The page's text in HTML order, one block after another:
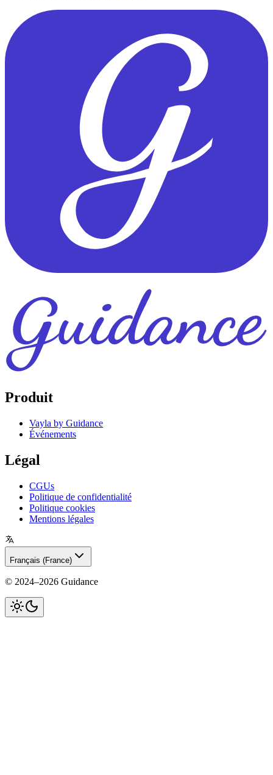
Produit
Vayla by Guidance
Événements
Légal
CGUs
Politique de confidentialité
Politique cookies
Mentions légales
Français (France)
© 2024–2026 Guidance